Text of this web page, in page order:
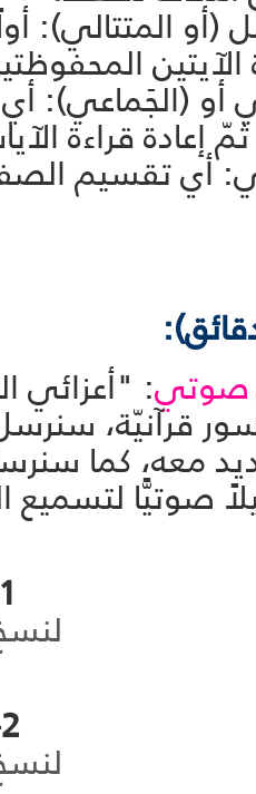
أولًا
أي حفظ
إعادة قراءة
تقسيم
صوتي: "أعزائي
قرآنيّة،
معه، كما
صوتيًّا لتسميع
1-
2- سورة العصر: